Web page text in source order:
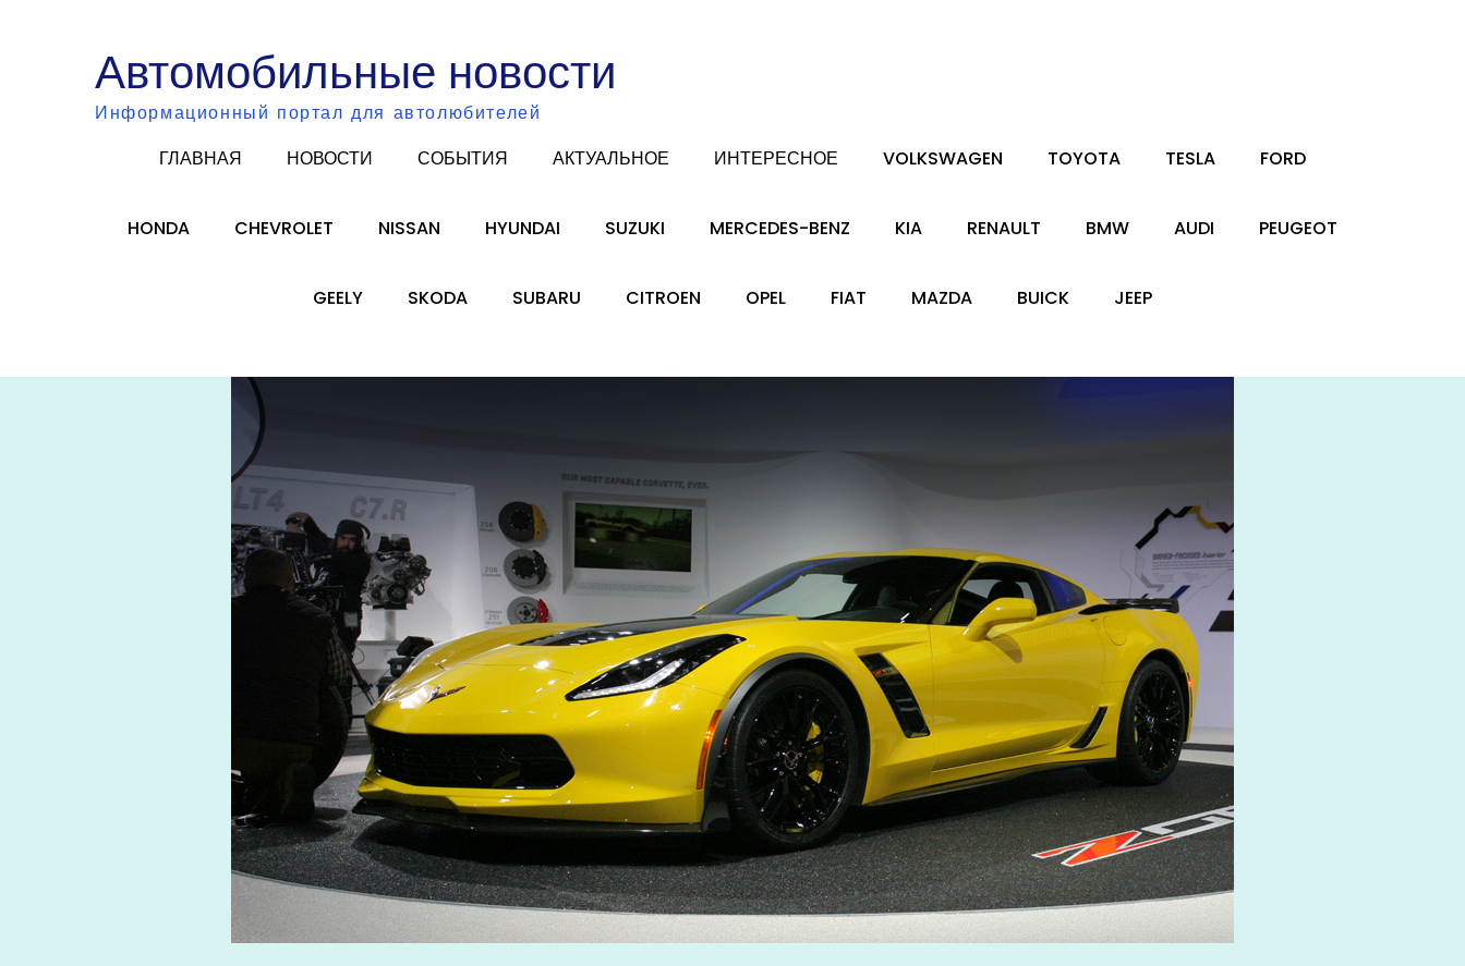
Автомобильные новости
Информационный портал для автолюбителей
ГЛАВНАЯ НОВОСТИ СОБЫТИЯ АКТУАЛЬНОЕ ИНТЕРЕСНОЕ VOLKSWAGEN TOYOTA TESLA FORD
HONDA CHEVROLET NISSAN HYUNDAI SUZUKI MERCEDES-BENZ KIA RENAULT BMW AUDI PEUGEOT
GEELY SKODA SUBARU CITROEN OPEL FIAT MAZDA BUICK JEEP